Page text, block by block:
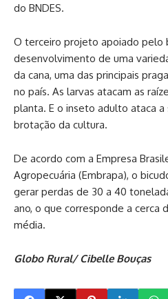
do BNDES.
O terceiro projeto apoiado pelo
desenvolvimento de uma
da cana, uma das principais
no país. As larvas atacam as
planta. E o inseto adulto ataca a
brotação da cultura.
De acordo com a Empresa
Agropecuária (Embrapa), o
gerar perdas de 30 a 40
ano, o que corresponde a cerca
média.
Globo Rural/ Cibelle Bouças